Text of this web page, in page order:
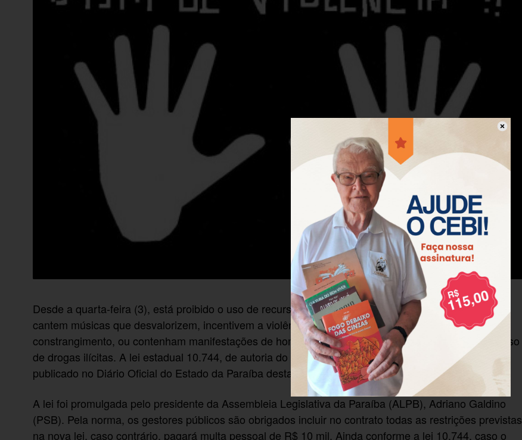
Desde a quarta-feira (3), está proibido o uso de recursos público para a contratação de artistas que
cantem músicas que desvalorizem, incentivem a violência ou exponham as mulheres a situações de
constrangimento, ou contenham manifestações de homofobia, discriminação racial ou apologia ao uso
de drogas ilícitas. A lei estadual 10.744, de autoria do deputado Chales Camaraense (PSL), foi
publicado no Diário Oficial do Estado da Paraíba desta quarta.
A lei foi promulgada pelo presidente da Assembleia Legislativa da Paraíba (ALPB), Adriano Galdino
(PSB). Pela norma, os gestores públicos são obrigados incluir no contrato todas as restrições previstas
na nova lei, caso contrário, pagará multa pessoal de R$ 10 mil. Ainda conforme a lei 10.744, caso o